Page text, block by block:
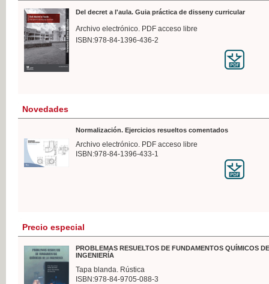
Del decret a l'aula. Guia práctica de disseny curricular
Archivo electrónico. PDF acceso libre
ISBN:978-84-1396-436-2
Novedades
Normalización. Ejercicios resueltos comentados
Archivo electrónico. PDF acceso libre
ISBN:978-84-1396-433-1
Precio especial
PROBLEMAS RESUELTOS DE FUNDAMENTOS QUÍMICOS
INGENIERÍA
Tapa blanda. Rústica
ISBN:978-84-9705-088-3